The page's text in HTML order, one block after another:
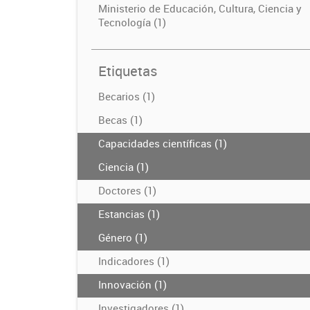
Ministerio de Educación, Cultura, Ciencia y
Tecnología (1)
Etiquetas
Becarios (1)
Becas (1)
Capacidades científicas (1)
Ciencia (1)
Doctores (1)
Estancias (1)
Género (1)
Indicadores (1)
Innovación (1)